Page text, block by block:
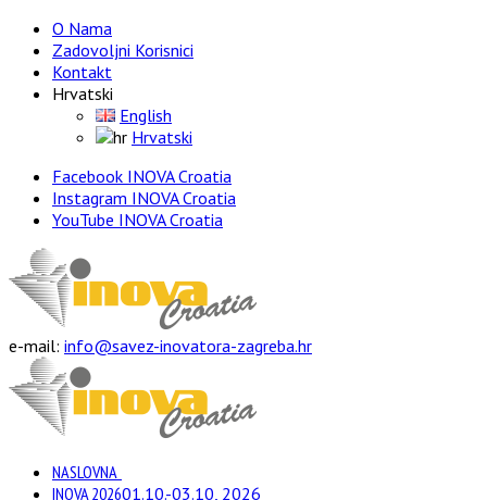
O Nama
Zadovoljni Korisnici
Kontakt
Hrvatski
English
Hrvatski
Facebook INOVA Croatia
Instagram INOVA Croatia
YouTube INOVA Croatia
e-mail: info@savez-inovatora-zagreba.hr
NASLOVNA
INOVA 202601.10.-03.10, 2026